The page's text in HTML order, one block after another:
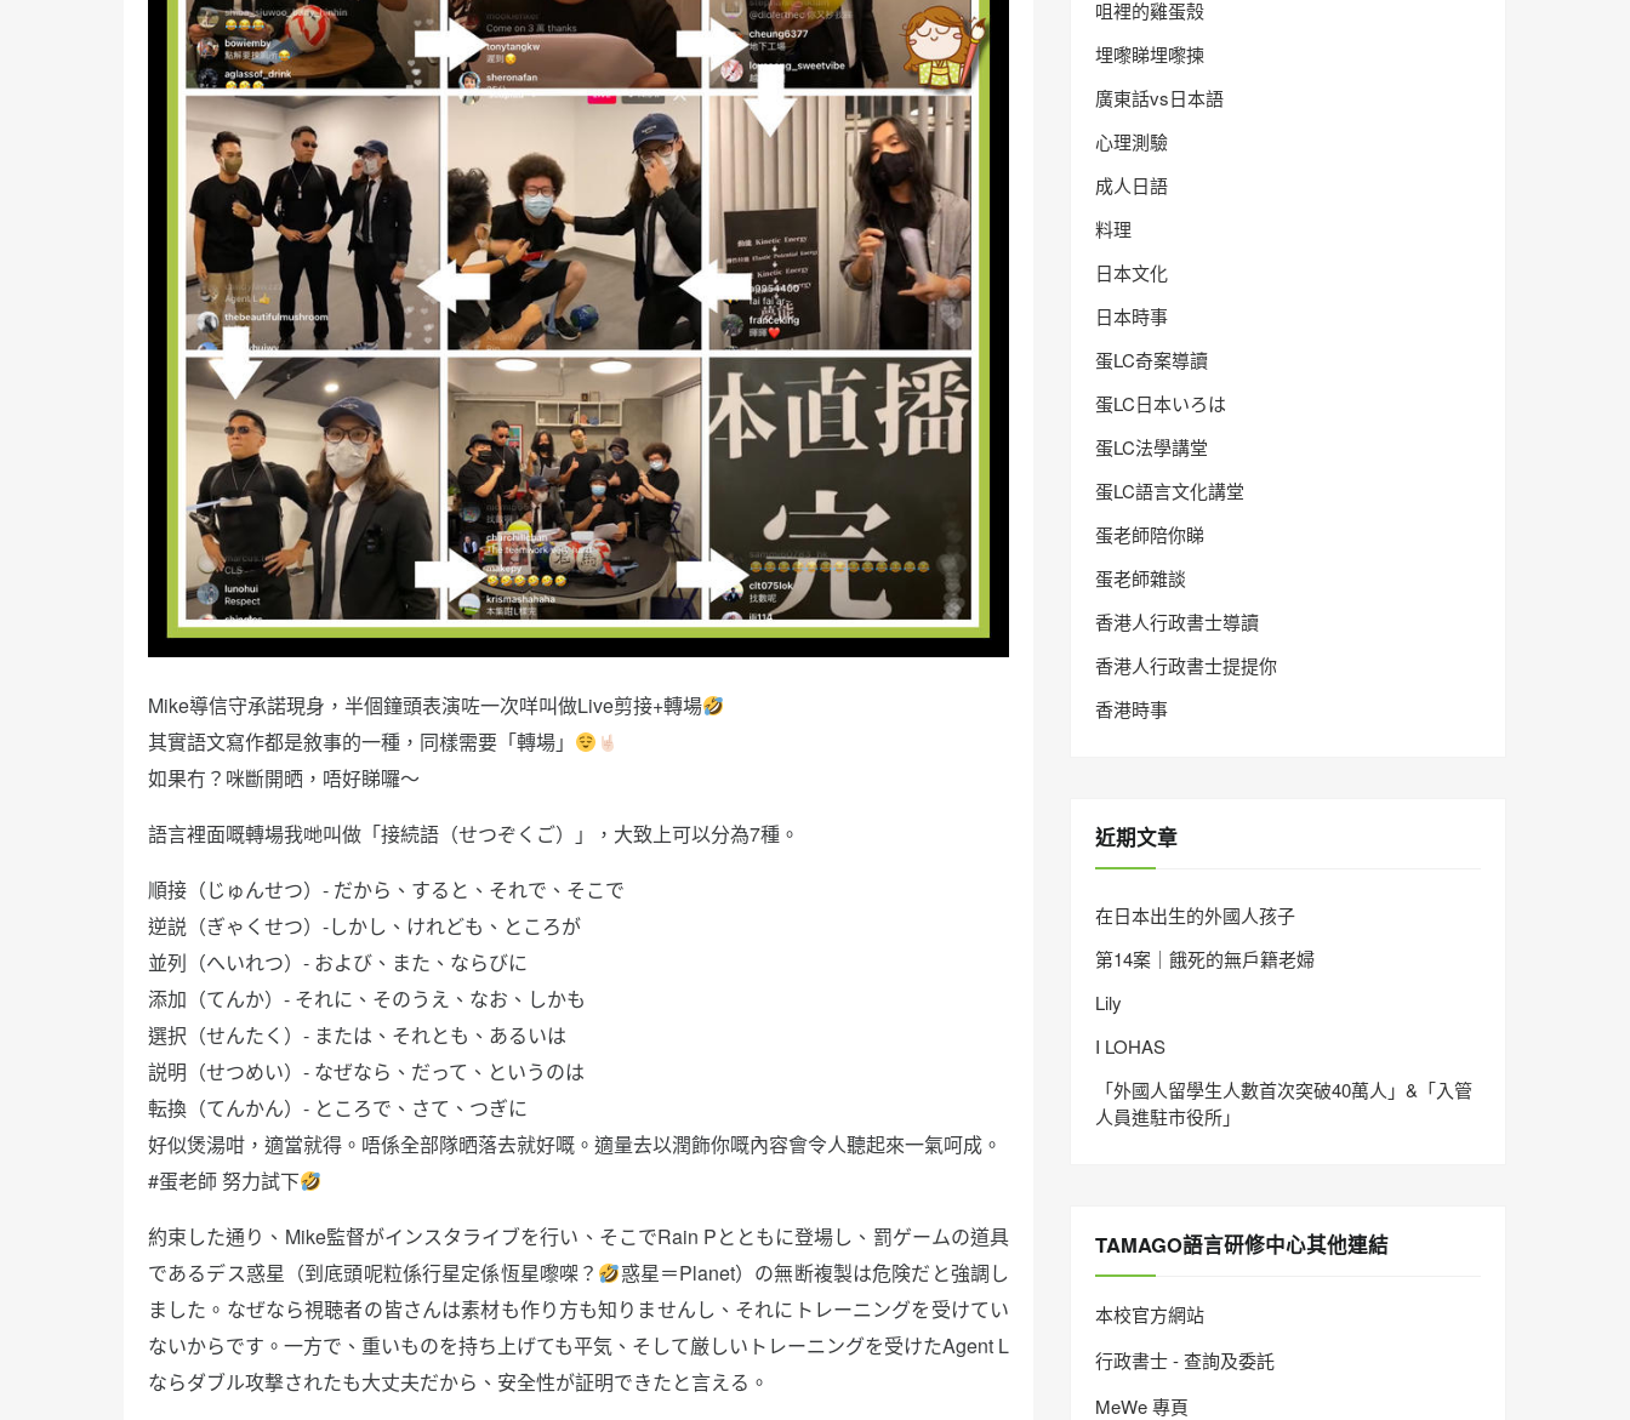
Mike導信守承諾現身，半個鐘頭表演咗一次咩叫做Live剪接+轉場
其實語文寫作都是敘事的一種，同樣需要「轉場」
如果冇？咪斷開晒，唔好睇囉～
語言裡面嘅轉場我哋叫做「接続語（せつぞくご）」，大致上可以分為7種。
順接（じゅんせつ）- だから、すると、それで、そこで
逆説（ぎゃくせつ）-しかし、けれども、ところが
並列（へいれつ）- および、また、ならびに
添加（てんか）- それに、そのうえ、なお、しかも
選択（せんたく）- または、それとも、あるいは
説明（せつめい）- なぜなら、だって、というのは
転換（てんかん）- ところで、さて、つぎに
好似煲湯咁，適當就得。唔係全部隊晒落去就好嘅。適量去以潤飾你嘅內容會令人聽起來一氣呵成。
#蛋老師 努力試下
約束した通り、Mike監督がインスタライブを行い、そこでRain Pとともに登場し、罰ゲームの道具
であるデス惑星（到底頭呢粒係行星定係恆星嚟㗎？
惑星＝Planet）の無断複製は危険だと強調し
ました。なぜなら視聴者の皆さんは素材も作り方も知りませんし、それにトレーニングを受けてい
ないからです。一方で、重いものを持ち上げても平気、そして厳しいトレーニングを受けたAgent L
ならダブル攻撃されたも大丈夫だから、安全性が証明できたと言える。
咀裡的雞蛋殼
埋嚟睇埋嚟揀
廣東話vs日本語
心理測驗
成人日語
料理
日本文化
日本時事
蛋LC奇案導讀
蛋LC日本いろは
蛋LC法學講堂
蛋LC語言文化講堂
蛋老師陪你睇
蛋老師雜談
香港人行政書士導讀
香港人行政書士提提你
香港時事
近期文章
在日本出生的外國人孩子
第14案｜餓死的無戶籍老婦
Lily
I LOHAS
「外國人留學生人數首次突破40萬人」&「入管
人員進駐市役所」
TAMAGO語言研修中心其他連結
本校官方網站
行政書士 - 查詢及委託
MeWe 專頁